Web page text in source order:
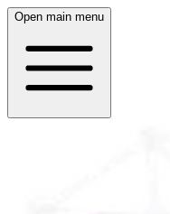
Open main menu